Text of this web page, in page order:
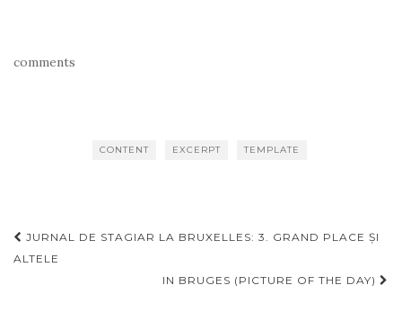
comments
CONTENT EXCERPT TEMPLATE
Navigare
articole
JURNAL DE STAGIAR LA BRUXELLES: 3. GRAND PLACE ȘI
ALTELE
IN BRUGES (PICTURE OF THE DAY)